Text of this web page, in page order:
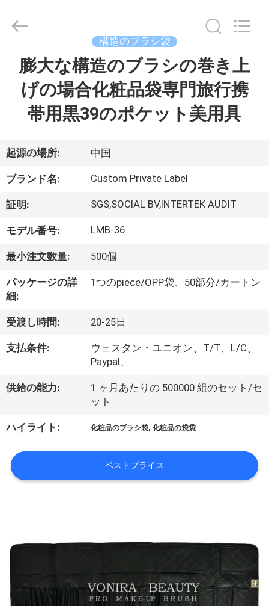
ダ
ク
ト
私
に
つ
い
場
旅
行
質
管
理
2017
Chanmy
Cosmetics
構造のブラシ袋
膨大な構造のブラシの巻き上
げの場合化粧品袋専門旅行携
帯用黒39のポケット美用具
起源の場所: 中国
ブランド名: Custom Private Label
証明: SGS,SOCIAL BV,INTERTEK AUDIT
モデル番号: LMB-36
最小注文数量: 500個
パッケージの詳
細:
1つのpiece/OPP袋、50部分/カートン
受渡し時間: 20-25日
支払条件:
ウェスタン・ユニオン、T/T、L/C、
Paypal、
供給の能力:
1 ヶ月あたりの 500000 組のセット/セ
ット
ハイライト: 化粧品のブラシ袋,化粧品の袋袋
ベストプライス